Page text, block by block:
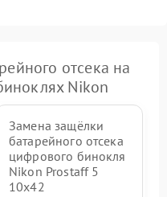
отсека на
Nikon
Замена защёлки
батарейного отсека
цифрового бинокля
Nikon Prostaff 5
10x42